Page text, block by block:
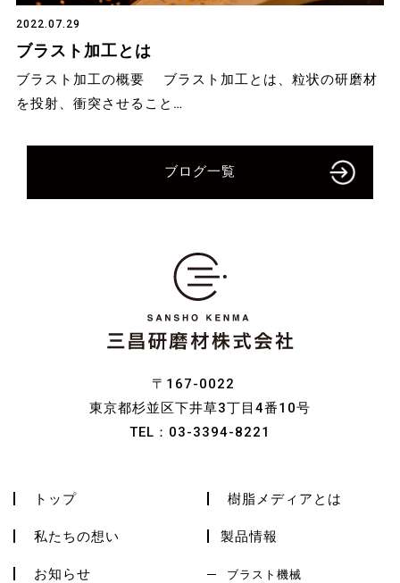
2022.07.29
ブラスト加工とは
ブラスト加工の概要 ブラスト加工とは、粒状の研磨材
を投射、衝突させること…
ブログ一覧
〒167-0022
東京都杉並区下井草3丁目4番10号
TEL： 03-3394-8221
トップ
私たちの想い
お知らせ
樹脂メディアとは
製品情報
ブラスト機械